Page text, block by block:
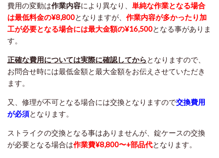
費用の変動は作業内容により異なり、 単純な作業となる場合
は最低料金の¥8,800となりますが、 作業内容が多かったり加
工が必要となる場合には最大金額の¥16,500となる事がありま
す。
正確な費用については実際に確認してからとなりますので、
お問合せ時には最低金額と最大金額をお伝えさせていただき
ます。
又、修理が不可となる場合には交換となりますので交換費用
が必須となります。
ストライクの交換となる事はありませんが、錠ケースの交換
が必要となる場合は作業費¥8,800〜+部品代となります。